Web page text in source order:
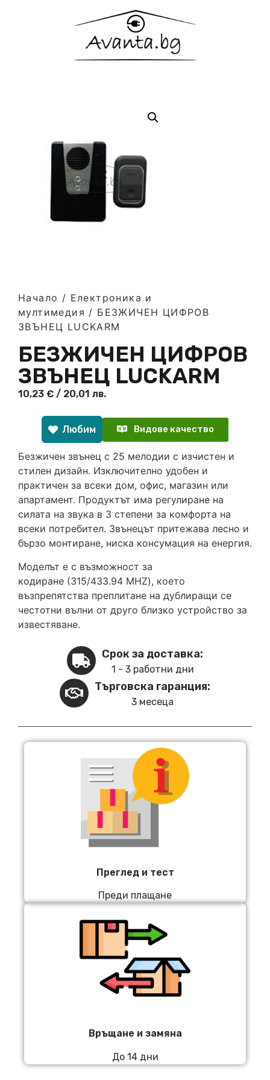
Начало / Електроника и
мултимедия / БЕЗЖИЧЕН ЦИФРОВ
ЗВЪНЕЦ LUCKARM
БЕЗЖИЧЕН ЦИФРОВ
ЗВЪНЕЦ LUCKARM
10,23 € / 20,01 лв.
Любим Видове качество
Безжичен звънец с 25 мелодии с изчистен и
стилен дизайн. Изключително удобен и
практичен за всеки дом, офис, магазин или
апартамент. Продуктът има регулиране на
силата на звука в 3 степени за комфорта на
всеки потребител. Звънецът притежава лесно и
бързо монтиране, ниска консумация на енергия.
Моделът е с възможност за
кодиране (315/433.94 MHZ), което
възпрепятства преплитане на дублиращи се
честотни вълни от друго близко устройство за
известяване.
Срок за доставка:
1 - 3 работни дни
Търговска гаранция:
3 месеца
Преглед и тест
Преди плащане
Връщане и замяна
До 14 дни